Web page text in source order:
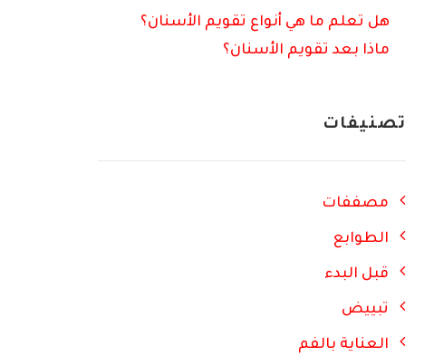
هل تعلم ما هي أنواع تقويم الأسنان؟
ماذا بعد تقويم الأسنان؟
تصنيفات
مصففات
الطوابع
قبل البدء
تبييض
العناية بالفم